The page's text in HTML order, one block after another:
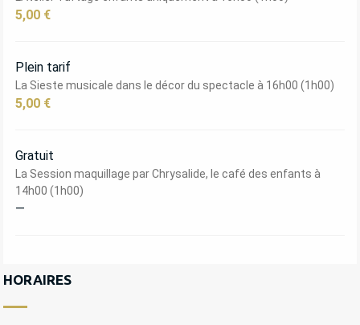
5,00 €
Plein tarif
La Sieste musicale dans le décor du spectacle à 16h00 (1h00)
5,00 €
Gratuit
La Session maquillage par Chrysalide, le café des enfants à
14h00 (1h00)
—
HORAIRES